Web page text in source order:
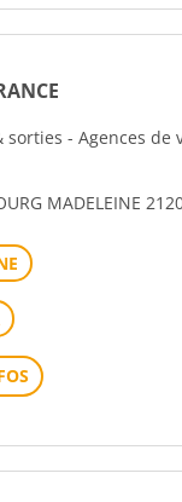
- Agences de
MADELEINE